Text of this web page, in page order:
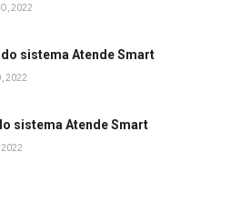
2022
do sistema Atende Smart
2022
sistema Atende Smart
2022